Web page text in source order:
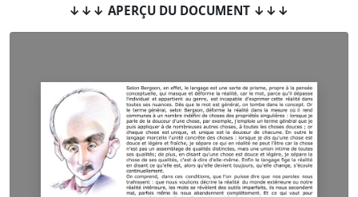
↓↓↓ APERÇU DU DOCUMENT ↓↓↓